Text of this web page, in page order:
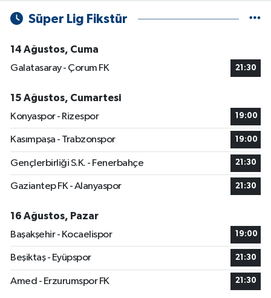
Süper Lig Fikstür
14 Ağustos, Cuma
Galatasaray - Çorum FK
21:30
15 Ağustos, Cumartesi
Konyaspor - Rizespor
19:00
Kasımpaşa - Trabzonspor 19:00
Gençlerbirliği S.K. - Fenerbahçe 21:30
Gaziantep FK - Alanyaspor 21:30
16 Ağustos, Pazar
Başakşehir - Kocaelispor
19:00
Beşiktaş - Eyüpspor 21:30
Amed - Erzurumspor FK 21:30